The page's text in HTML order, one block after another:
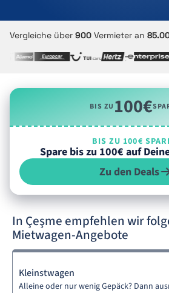
Vergleiche über 900 Vermieter an
BIS ZU100€
BIS ZU 100€
Spare bis zu 100€ auf
Zu den Deals
In Çeşme empfehlen wir
Mietwagen-Angebote
Kleinstwagen
Alleine oder nur wenig Gepäck? Dann